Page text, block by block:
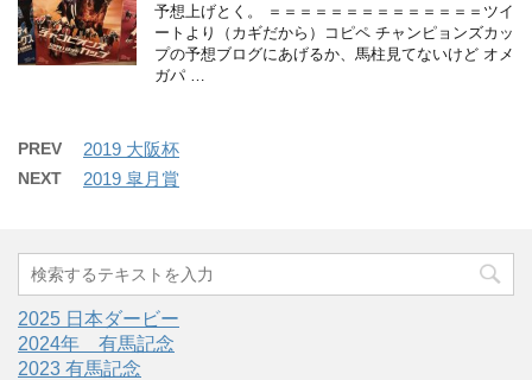
予想上げとく。 ＝＝＝＝＝＝＝＝＝＝＝＝＝＝ツイ
ートより（カギだから）コピペ チャンピョンズカッ
プの予想ブログにあげるか、馬柱見てないけど オメ
ガパ …
PREV 2019 大阪杯
NEXT 2019 皐月賞
2025 日本ダービー
2024年 有馬記念
2023 有馬記念